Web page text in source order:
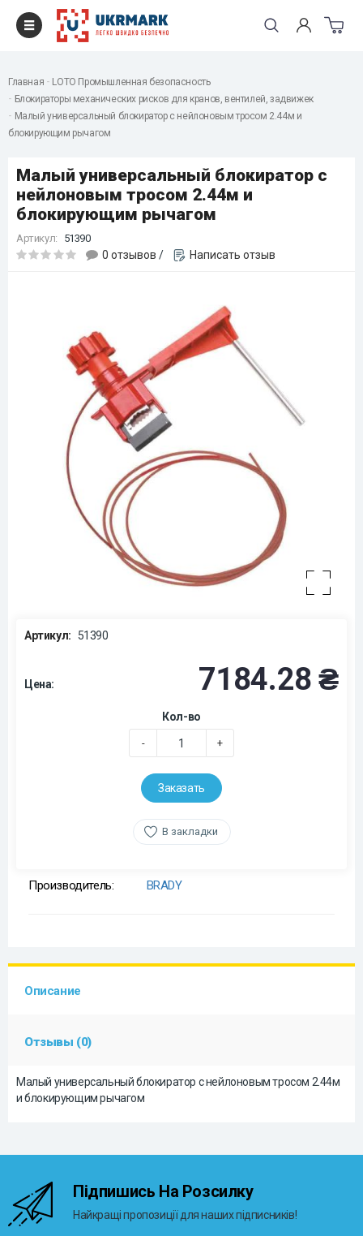
Главная
LOTO Промышленная безопасность
Блокираторы механических рисков для кранов, вентилей, задвижек
Малый универсальный блокиратор с нейлоновым тросом 2.44м и
блокирующим рычагом
Малый универсальный блокиратор с
нейлоновым тросом 2.44м и
блокирующим рычагом
Артикул: 51390
0 отзывов / Написать отзыв
Артикул: 51390
Цена: 7184.28 ₴
Кол-во
- +
Заказать
В закладки
Производитель: BRADY
Описание
Отзывы (0)
Малый универсальный блокиратор с нейлоновым тросом 2.44м
и блокирующим рычагом
Підпишись На Розсилку
Найкращі пропозиції для наших підписників!